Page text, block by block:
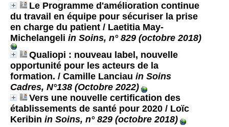
Le Programme d'amélioration continue
du travail en équipe pour sécuriser la prise
en charge du patient / Laetitia May-
Michelangeli in Soins, n° 829 (octobre 2018)
Qualiopi : nouveau label, nouvelle
opportunité pour les acteurs de la
formation. / Camille Lanciau in Soins
Cadres, N°138 (Octobre 2022)
Vers une nouvelle certification des
établissements de santé pour 2020 / Loïc
Keribin in Soins, n° 829 (octobre 2018)